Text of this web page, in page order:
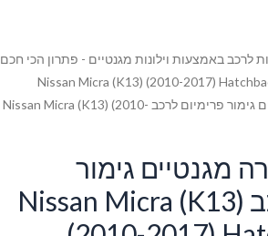
לרכב באמצעות וילונות מגנטיים - פתרון הכי חכם
Nissan Micra (K13) (2010-2017)
/ וילונות השחרה מגנטיים גימור פרימיום לרכב Nissan Micra (K13) (2010-
מגנטיים גימור
פרימיום לרכב Nissan Micra (K13)